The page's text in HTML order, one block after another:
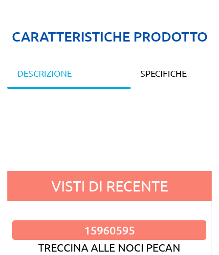
CARATTERISTICHE PRODOTTO
DESCRIZIONE SPECIFICHE
VISTI DI RECENTE
15960595
TRECCINA ALLE NOCI PECAN